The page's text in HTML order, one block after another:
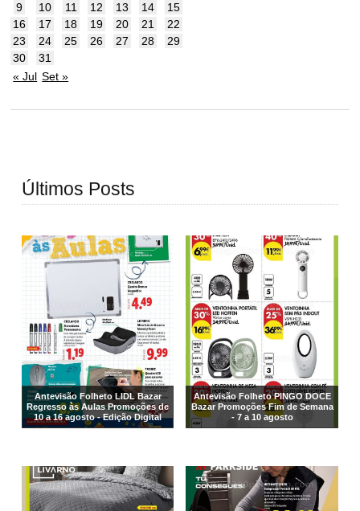
9
10 11 12 13 14
15
16
17 18 19 20 21
22
23
24 25 26 27 28
29
30
31
« Jul Set »
Últimos Posts
Antevisão Folheto LIDL Bazar
Regresso às Aulas Promoções de
10 a 16 agosto - Edição Digital
Antevisão Folheto PINGO DOCE
Bazar Promoções Fim de Semana
- 7 a 10 agosto